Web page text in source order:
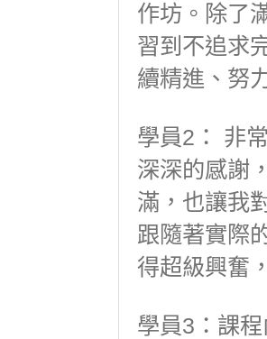
作坊。除了
習到不追求
續精進、努
學員2： 非
深深的感謝
滿，也讓我
跟隨著實際
得超級興奮
學員3：課